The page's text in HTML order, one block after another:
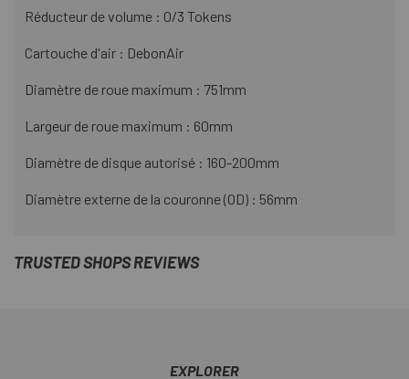
Réducteur de volume : 0/3 Tokens
Cartouche d'air : DebonAir
Diamètre de roue maximum : 751mm
Largeur de roue maximum : 60mm
Diamètre de disque autorisé : 160-200mm
Diamètre externe de la couronne (OD) : 56mm
TRUSTED SHOPS REVIEWS
EXPLORER